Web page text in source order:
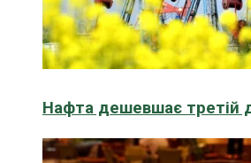
Нафта дешевшає третій